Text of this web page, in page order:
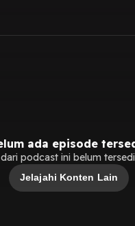
ada episode
podcast ini belum
Jelajahi Konten Lain